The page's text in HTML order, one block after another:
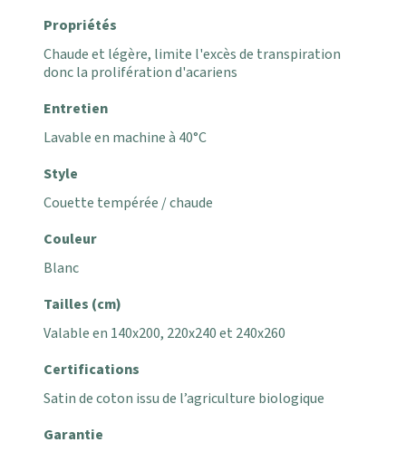
Propriétés
Chaude et légère, limite l'excès de transpiration
donc la prolifération d'acariens
Entretien
Lavable en machine à 40°C
Style
Couette tempérée / chaude
Couleur
Blanc
Tailles (cm)
Valable en 140x200, 220x240 et 240x260
Certifications
Satin de coton issu de l’agriculture biologique
Garantie